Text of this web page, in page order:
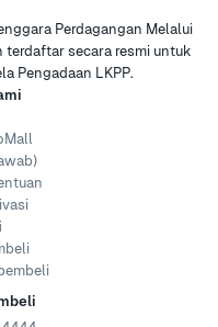
Perdagangan Melalui
terdaftar secara resmi untuk
Pengadaan LKPP.